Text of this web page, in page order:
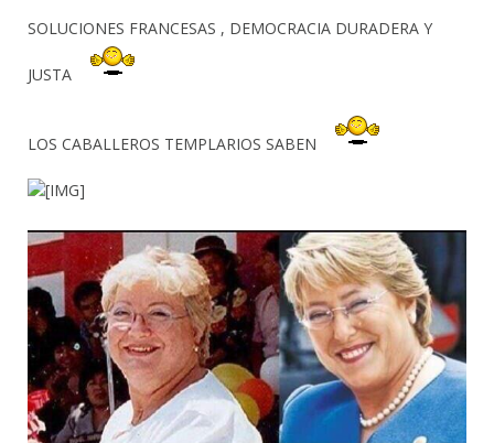
SOLUCIONES FRANCESAS , DEMOCRACIA DURADERA Y
JUSTA
LOS CABALLEROS TEMPLARIOS SABEN